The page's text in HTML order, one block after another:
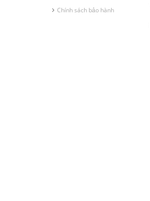
Chính sách bảo hành